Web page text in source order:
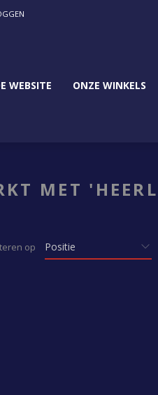
WEBSITE ONZE WINKELS
MET
op